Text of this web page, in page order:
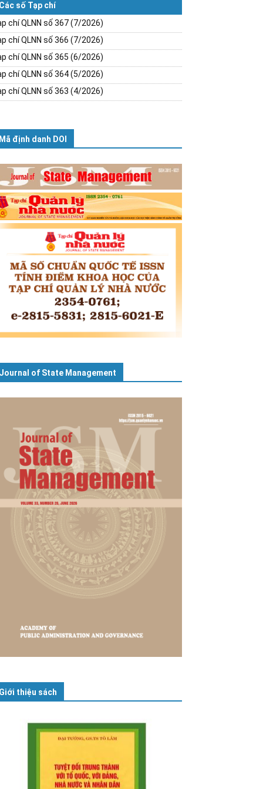
Các số Tạp chí
chí QLNN số 367 (7/2026)
chí QLNN số 366 (7/2026)
chí QLNN số 365 (6/2026)
chí QLNN số 364 (5/2026)
chí QLNN số 363 (4/2026)
Mã định danh DOI
Journal of State Management
Giới thiệu sách